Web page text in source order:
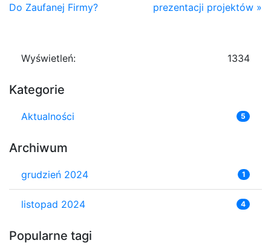
Do Zaufanej Firmy?
prezentacji projektów »
Wyświetleń: 1334
Kategorie
Aktualności 5
Archiwum
grudzień 2024 1
listopad 2024 4
Popularne tagi